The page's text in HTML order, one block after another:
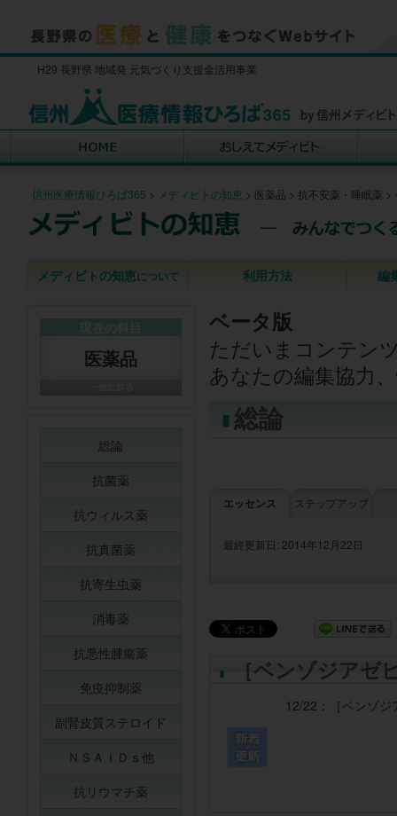
H29 長野県 地域発 元気づくり支援金活用事業
信州医療情報ひろば365 > メディビトの知恵 > 医薬品 > 抗不安薬・睡眠薬 >
メディビトの知恵について 利用方法 編
ベータ版
ただいまコンテン
あなたの編集協力
総論
エッセンス ステップアップ
最終更新日: 2014年12月22日
［ベンゾジアゼ
12/22： ［ベンゾ
医薬品
総論
抗菌薬
抗ウィルス薬
抗真菌薬
抗寄生虫薬
消毒薬
抗悪性腫瘍薬
免疫抑制薬
副腎皮質ステロイド
ＮＳＡＩＤｓ他
抗リウマチ薬